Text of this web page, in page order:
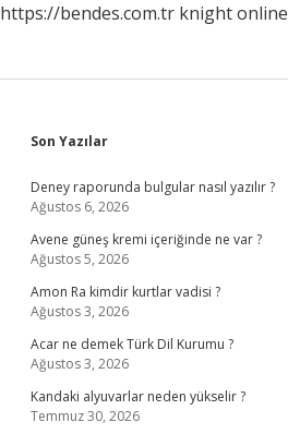
https://bendes.com.tr knight online
Sidebar
Son Yazılar
Deney raporunda bulgular nasıl yazılır ?
Ağustos 6, 2026
Avene güneş kremi içeriğinde ne var ?
Ağustos 5, 2026
Amon Ra kimdir kurtlar vadisi ?
Ağustos 3, 2026
Acar ne demek Türk Dil Kurumu ?
Ağustos 3, 2026
Kandaki alyuvarlar neden yükselir ?
Temmuz 30, 2026